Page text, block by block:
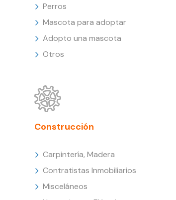
Perros
Mascota para adoptar
Adopto una mascota
Otros
Construcción
Carpintería, Madera
Contratistas Inmobiliarios
Misceláneos